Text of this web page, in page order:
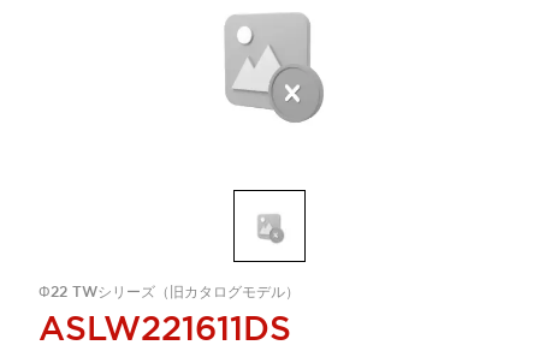
Φ22 TWシリーズ（旧カタログモデル）
ASLW221611DS